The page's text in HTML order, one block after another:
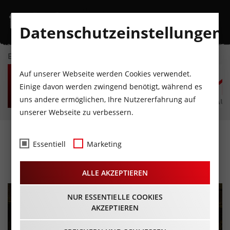
EVENTKALENDER
FR
7
AUGUST
SA
8
AUGUST
SO
9
AUGUST
MO
10
AUGUST
DI
11
AUGUST
Sandman's Calling
09.02.2024 - Beginn 20:00 Uhr
Datenschutzeinstellungen
Auf unserer Webseite werden Cookies verwendet.
Einige davon werden zwingend benötigt, während es
uns andere ermöglichen, Ihre Nutzererfahrung auf
unserer Webseite zu verbessern.
Essentiell Marketing
ALLE AKZEPTIEREN
NUR ESSENTIELLE COOKIES
AKZEPTIEREN